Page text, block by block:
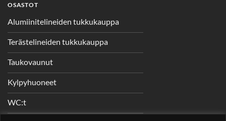
OSASTOT
Alumiinitelineiden tukkukauppa
Terästelineiden tukkukauppa
Taukovaunut
Kylpyhuoneet
WC:t